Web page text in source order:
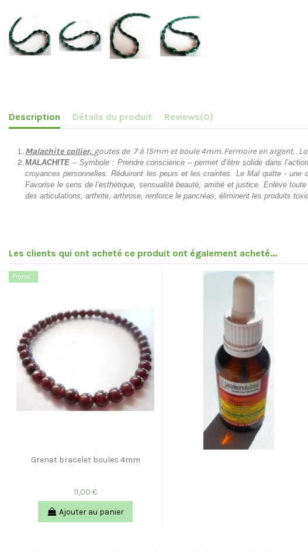
Description Détails du produit Reviews(0)
Malachite collier, goutes de 7 à 15mm et boule 4mm. Fermoire en argent. .
MALACHITE – Symbole : Prendre conscience – permet d’être solide dans
croyances personnelles. Réduiront les peurs et les craintes. Le Mal quitte - une
Favorise le sens de l’esthétique, sensualité beauté, amitié et justice. Enlève
des articulations, arthrite, arthrose, renforce le pancréas, éliminent les produits
Les clients qui ont acheté ce produit ont également acheté...
Promo !
Grenat bracelet boules 4mm
11,00 €
Ajouter au panier